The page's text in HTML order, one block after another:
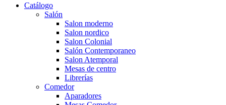
Catálogo
Salón
Salon moderno
Salon nordico
Salon Colonial
Salón Contemporaneo
Salon Atemporal
Mesas de centro
Librerías
Comedor
Aparadores